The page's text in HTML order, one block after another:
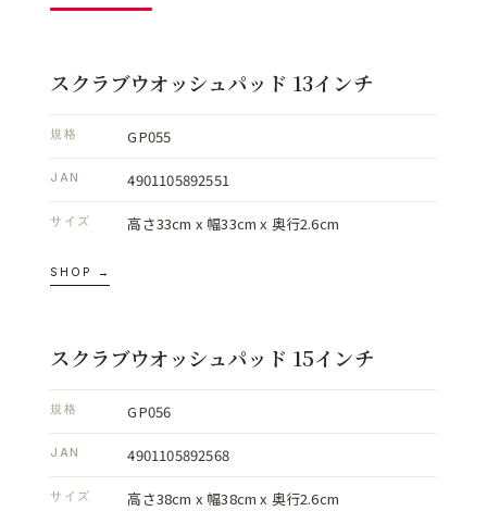
スクラブウオッシュパッド 13インチ
規格 GP055
JAN 4901105892551
サイズ 高さ33cm x 幅33cm x 奥行2.6cm
SHOP →
スクラブウオッシュパッド 15インチ
規格 GP056
JAN 4901105892568
サイズ 高さ38cm x 幅38cm x 奥行2.6cm